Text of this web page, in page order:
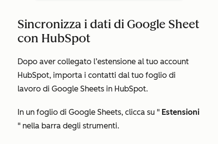
Sincronizza i dati di Google Sheet
con HubSpot
Dopo aver collegato l’estensione al tuo account
HubSpot, importa i contatti dal tuo foglio di
lavoro di Google Sheets in HubSpot.
In un foglio di Google Sheets, clicca su " Estensioni
" nella barra degli strumenti.